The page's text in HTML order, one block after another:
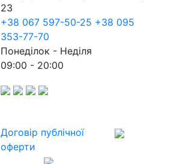
23
+38 067 597-50-25 +38 095
353-77-70
Понеділок - Неділя
09:00 - 20:00
Договір публічної
оферти